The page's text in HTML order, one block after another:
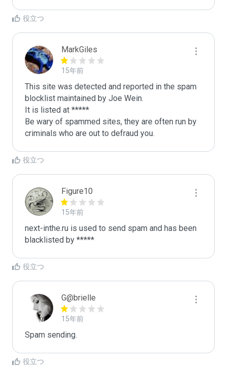
役立つ
MarkGiles
15年前
This site was detected and reported in the spam
blocklist maintained by Joe Wein.
It is listed at *****
Be wary of spammed sites, they are often run by
criminals who are out to defraud you.
役立つ
Figure10
15年前
next-inthe.ru is used to send spam and has been
blacklisted by *****
役立つ
G@brielle
15年前
Spam sending.
役立つ